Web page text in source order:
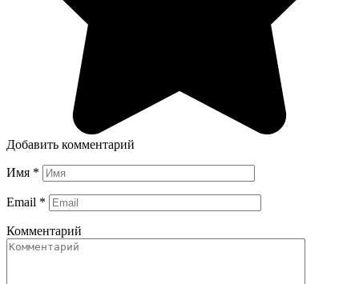
Добавить комментарий
Имя *
Email *
Комментарий